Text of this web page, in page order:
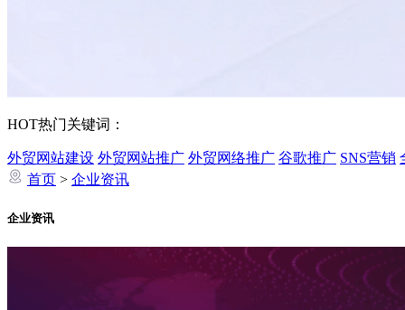
HOT热门关键词：
外贸网站建设 外贸网站推广 外贸网络推广 谷歌推广 SNS营销
首页 > 企业资讯
企业资讯